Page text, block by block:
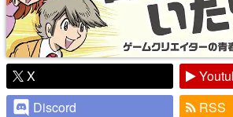
X
Discord
RSS